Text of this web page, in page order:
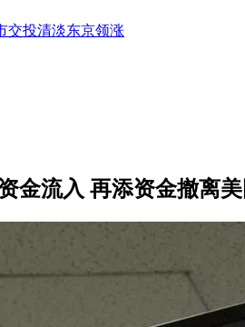
交投清淡东京领涨
金流入 再添资金撤离